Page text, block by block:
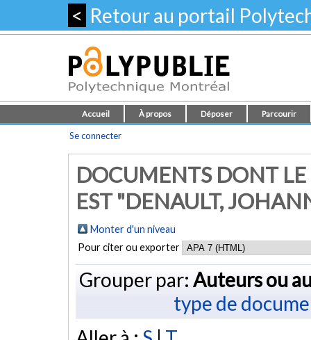
< Retour au portail
Accueil À propos Déposer Parcourir
Se connecter
DOCUMENTS DONT
EST "DENAULT,
Monter d'un niveau
Pour citer ou exporter
Grouper par: Auteurs ou
type de